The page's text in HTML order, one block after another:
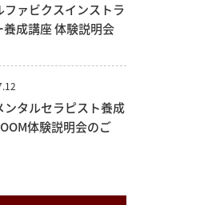
ァビクスインストラ
養成講座 体験説明会
タルセラピスト養成
体験説明会のご